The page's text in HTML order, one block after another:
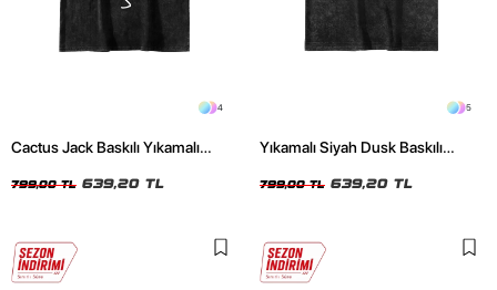
4
Cactus Jack Baskılı Yıkamalı
799,00 TL 639,20 TL
5
Yıkamalı Siyah Dusk Baskılı
799,00 TL 639,20 TL